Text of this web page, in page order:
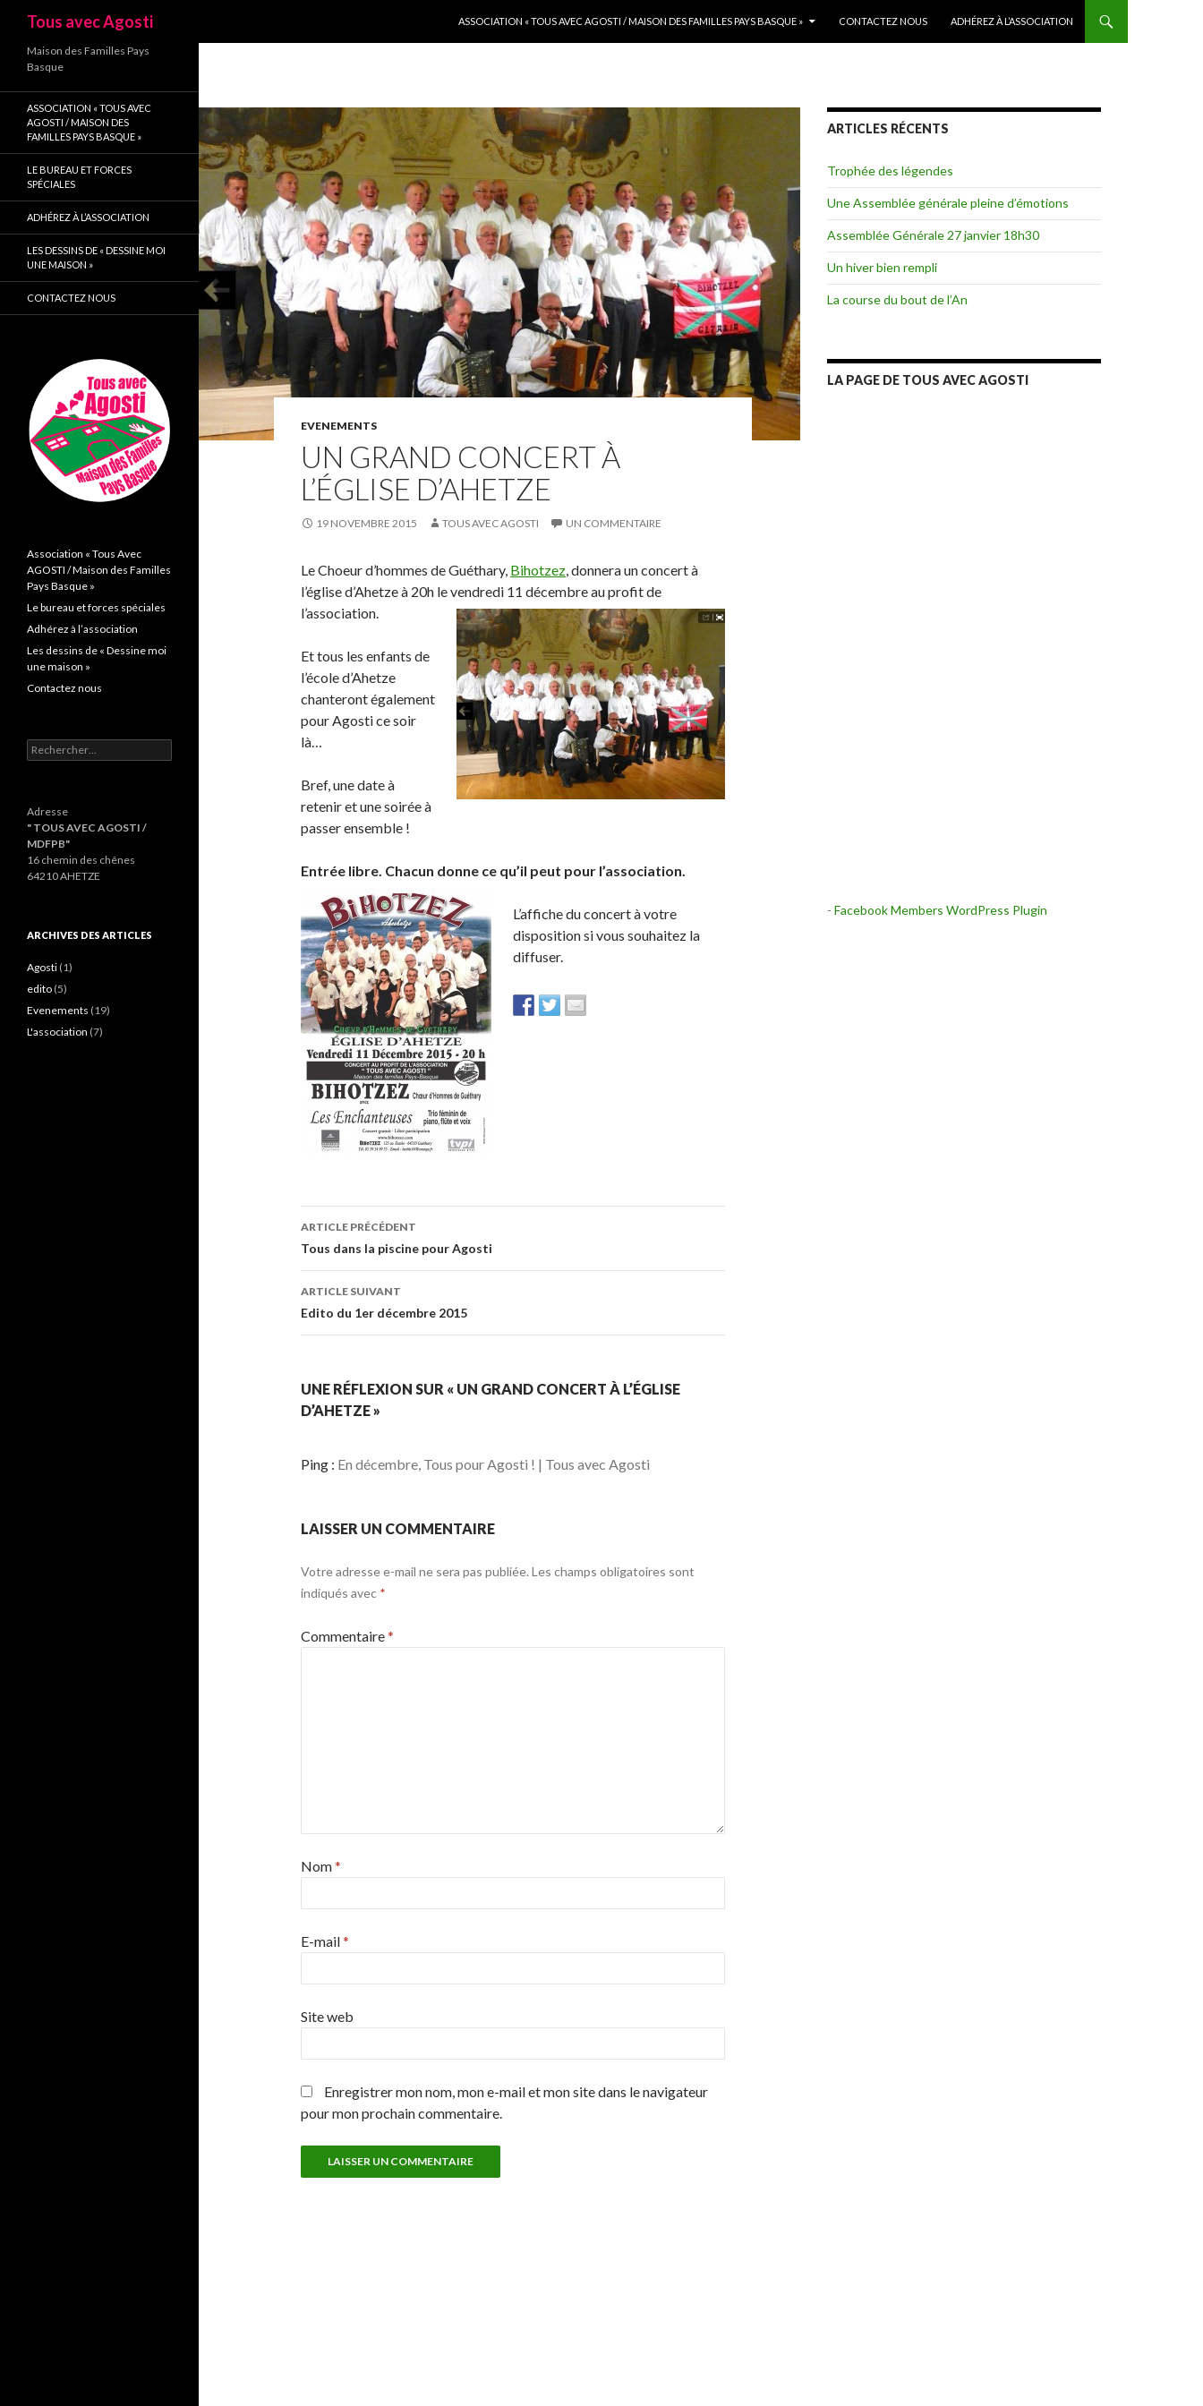
Tous avec Agosti
ASSOCIATION « TOUS AVEC AGOSTI / MAISON DES FAMILLES PAYS BASQUE »
CONTACTEZ NOUS ADHÉREZ À L’ASSOCIATION
EVENEMENTS
UN GRAND CONCERT À
L’ÉGLISE D’AHETZE
19 NOVEMBRE 2015 TOUS AVEC AGOSTI UN COMMENTAIRE
Le Choeur d’hommes de Guéthary, Bihotzez, donnera un concert à
l’église d’Ahetze à 20h le vendredi 11 décembre au profit de
l’association.
Et tous les enfants de
l’école d’Ahetze
chanteront également
pour Agosti ce soir
là…
Bref, une date à
retenir et une soirée à
passer ensemble !
Entrée libre. Chacun donne ce qu’il peut pour l’association.
L’affiche du concert à votre
disposition si vous souhaitez la
diffuser.
Navigation
des
articles
ARTICLE PRÉCÉDENT
Tous dans la piscine pour Agosti
ARTICLE SUIVANT
Edito du 1er décembre 2015
UNE RÉFLEXION SUR « UN GRAND CONCERT À L’ÉGLISE
D’AHETZE »
Ping : En décembre, Tous pour Agosti ! | Tous avec Agosti
LAISSER UN COMMENTAIRE
Votre adresse e-mail ne sera pas publiée. Les champs obligatoires sont
indiqués avec *
Commentaire*
Nom*
E-mail*
Site web
Enregistrer mon nom, mon e-mail et mon site dans le navigateur
pour mon prochain commentaire.
ARTICLES RÉCENTS
Trophée des légendes
Une Assemblée générale pleine d’émotions
Assemblée Générale 27 janvier 18h30
Un hiver bien rempli
La course du bout de l’An
LA PAGE DE TOUS AVEC AGOSTI
- Facebook Members WordPress Plugin
Maison des Familles Pays
Basque
ASSOCIATION « TOUS AVEC
AGOSTI / MAISON DES
FAMILLES PAYS BASQUE »
LE BUREAU ET FORCES
SPÉCIALES
ADHÉREZ À L’ASSOCIATION
LES DESSINS DE « DESSINE MOI
UNE MAISON »
CONTACTEZ NOUS
Association « Tous Avec
AGOSTI / Maison des Familles
Pays Basque »
Le bureau et forces spéciales
Adhérez à l’association
Les dessins de « Dessine moi
une maison »
Contactez nous
Rechercher :
Adresse
" TOUS AVEC AGOSTI /
MDFPB"
16 chemin des chênes
64210 AHETZE
ARCHIVES DES ARTICLES
Agosti (1)
edito (5)
Evenements (19)
L'association (7)